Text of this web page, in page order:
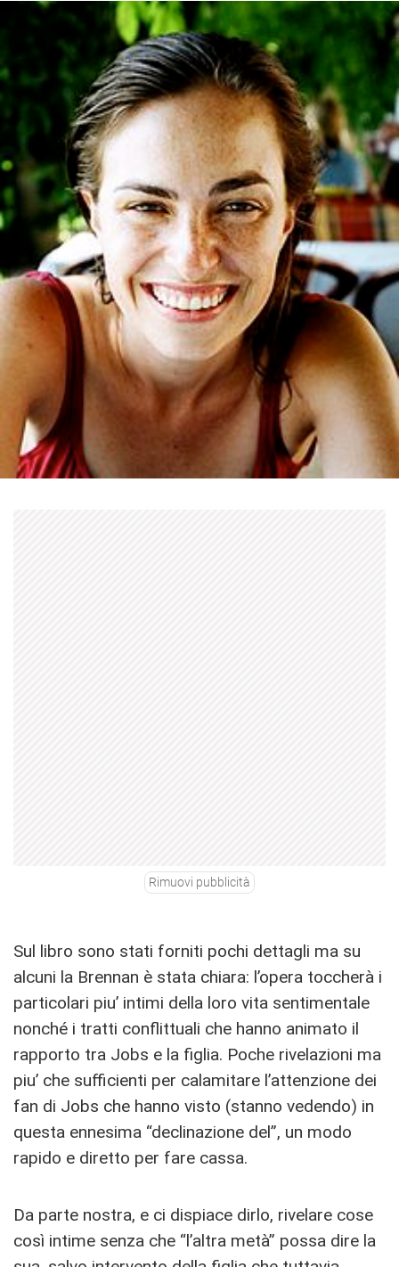
Rimuovi pubblicità
Sul libro sono stati forniti pochi dettagli ma su
alcuni la Brennan è stata chiara: l’opera toccherà i
particolari piu’ intimi della loro vita sentimentale
nonché i tratti conflittuali che hanno animato il
rapporto tra Jobs e la figlia. Poche rivelazioni ma
piu’ che sufficienti per calamitare l’attenzione dei
fan di Jobs che hanno visto (stanno vedendo) in
questa ennesima “declinazione del”, un modo
rapido e diretto per fare cassa.
Da parte nostra, e ci dispiace dirlo, rivelare cose
così intime senza che “l’altra metà” possa dire la